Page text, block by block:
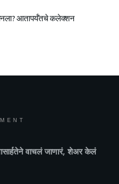
आतापर्यँतचे कलेक्शन
वाचलं जाणारं, शेअर केलं